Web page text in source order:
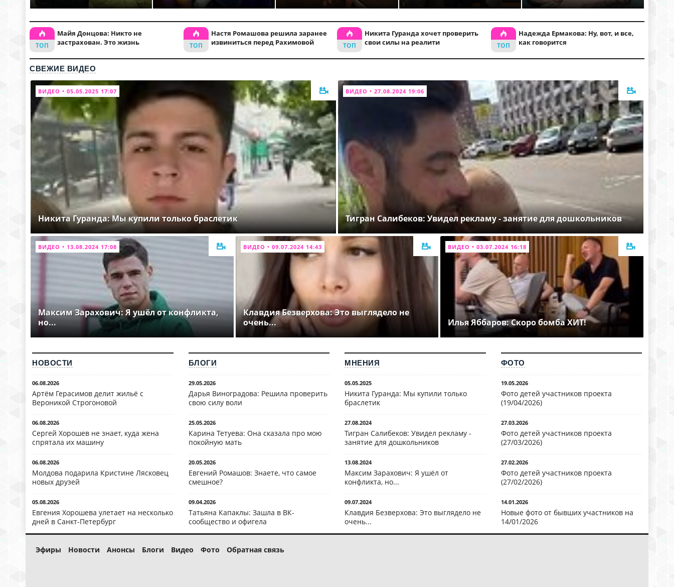
Майя Донцова: Никто не
застрахован. Это жизнь
Настя Ромашова решила заранее
извиниться перед Рахимовой
Никита Гуранда хочет проверить
свои силы на реалити
Надежда Ермакова: Ну, вот, и все,
как говорится
СВЕЖИЕ ВИДЕО
ВИДЕО • 05.05.2025 17:07
Никита Гуранда: Мы купили только браслетик
ВИДЕО • 27.08.2024 19:06
Тигран Салибеков: Увидел рекламу - занятие для дошкольников
ВИДЕО • 13.08.2024 17:08
Максим Зарахович: Я ушёл от конфликта,
но...
ВИДЕО • 09.07.2024 14:43
Клавдия Безверхова: Это выглядело не
очень...
ВИДЕО • 03.07.2024 16:18
Илья Яббаров: Скоро бомба ХИТ!
НОВОСТИ
06.08.2026
Артём Герасимов делит жильё с
Вероникой Строгоновой
06.08.2026
Сергей Хорошев не знает, куда жена
спрятала их машину
06.08.2026
Молдова подарила Кристине Лясковец
новых друзей
05.08.2026
Евгения Хорошева улетает на несколько
дней в Санкт-Петербург
БЛОГИ
29.05.2026
Дарья Виноградова: Решила проверить
свою силу воли
25.05.2026
Карина Тетуева: Она сказала про мою
покойную мать
20.05.2026
Евгений Ромашов: Знаете, что самое
смешное?
09.04.2026
Татьяна Капаклы: Зашла в ВК-
сообщество и офигела
МНЕНИЯ
05.05.2025
Никита Гуранда: Мы купили только
браслетик
27.08.2024
Тигран Салибеков: Увидел рекламу -
занятие для дошкольников
13.08.2024
Максим Зарахович: Я ушёл от
конфликта, но...
09.07.2024
Клавдия Безверхова: Это выглядело не
очень...
ФОТО
19.05.2026
Фото детей участников проекта
(19/04/2026)
27.03.2026
Фото детей участников проекта
(27/03/2026)
27.02.2026
Фото детей участников проекта
(27/02/2026)
14.01.2026
Новые фото от бывших участников на
14/01/2026
Эфиры Новости Анонсы Блоги Видео Фото Обратная связь